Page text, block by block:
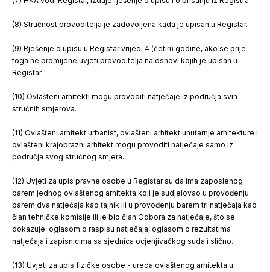
(8) Stručnost provoditelja je zadovoljena kada je upisan u Registar.
(9) Rješenje o upisu u Registar vrijedi 4 (četiri) godine, ako se prije
toga ne promijene uvjeti provoditelja na osnovi kojih je upisan u
Registar.
(10) Ovlašteni arhitekti mogu provoditi natječaje iz područja svih
stručnih smjerova.
(11) Ovlašteni arhitekt urbanist, ovlašteni arhitekt unutarnje arhitekture i
ovlašteni krajobrazni arhitekt mogu provoditi natječaje samo iz
područja svog stručnog smjera.
(12) Uvjeti za upis pravne osobe u Registar su da ima zaposlenog
barem jednog ovlaštenog arhitekta koji je sudjelovao u provođenju
barem dva natječaja kao tajnik ili u provođenju barem tri natječaja kao
član tehničke komisije ili je bio član Odbora za natječaje, što se
dokazuje: oglasom o raspisu natječaja, oglasom o rezultatima
natječaja i zapisnicima sa sjednica ocjenjivačkog suda i slično.
(13) Uvjeti za upis fizičke osobe - ureda ovlaštenog arhitekta u